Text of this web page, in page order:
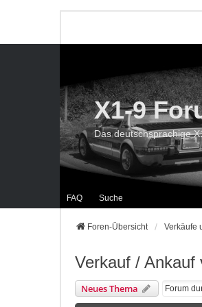
FAQ Suche
X1-9
Das deutschsprachige
Foren-Übersicht Verkäufe
Verkauf / Ankauf
Neues Thema